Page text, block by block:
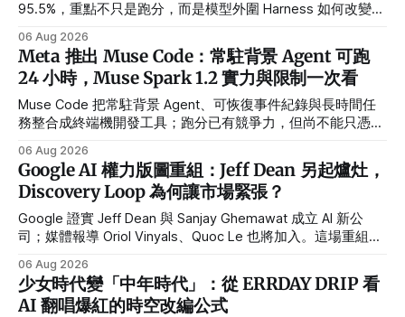
95.5%，重點不只是跑分，而是模型外圍 Harness 如何改變長
06 Aug 2026
Meta 推出 Muse Code：常駐背景 Agent 可跑
24 小時，Muse Spark 1.2 實力與限制一次看
Muse Code 把常駐背景 Agent、可恢復事件紀錄與長時間任
務整合成終端機開發工具；跑分已有競爭力，但尚不能只憑
06 Aug 2026
Google AI 權力版圖重組：Jeff Dean 另起爐灶，
Discovery Loop 為何讓市場緊張？
Google 證實 Jeff Dean 與 Sanjay Ghemawat 成立 AI 新公
司；媒體報導 Oriol Vinyals、Quoc Le 也將加入。這場重組對
06 Aug 2026
少女時代變「中年時代」：從 ERRDAY DRIP 看
AI 翻唱爆紅的時空改編公式